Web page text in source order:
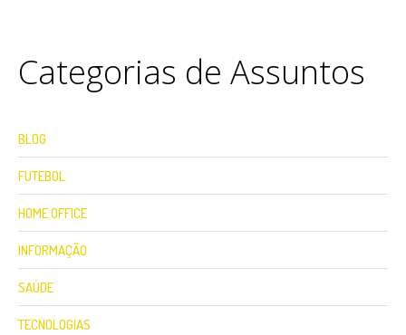
Categorias de Assuntos
BLOG
FUTEBOL
HOME OFFICE
INFORMAÇÃO
SAÚDE
TECNOLOGIAS